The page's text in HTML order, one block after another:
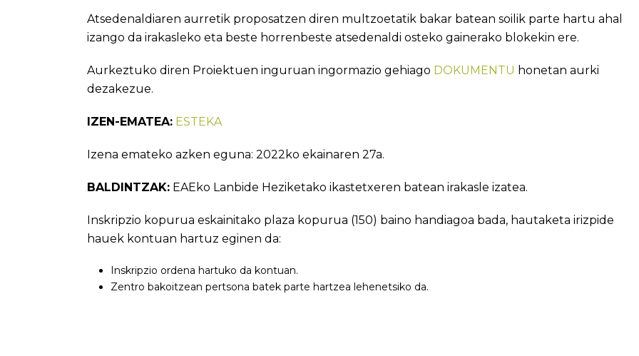
Atsedenaldiaren aurretik proposatzen diren multzoetatik bakar batean soilik parte hartu ahal
izango da irakasleko eta beste horrenbeste atsedenaldi osteko gainerako blokekin ere.
Aurkeztuko diren Proiektuen inguruan ingormazio gehiago DOKUMENTU honetan aurki
dezakezue.
IZEN-EMATEA: ESTEKA
Izena emateko azken eguna: 2022ko ekainaren 27a.
BALDINTZAK: EAEko Lanbide Heziketako ikastetxeren batean irakasle izatea.
Inskripzio kopurua eskainitako plaza kopurua (150) baino handiagoa bada, hautaketa irizpide
hauek kontuan hartuz eginen da:
Inskripzio ordena hartuko da kontuan.
Zentro bakoitzean pertsona batek parte hartzea lehenetsiko da.